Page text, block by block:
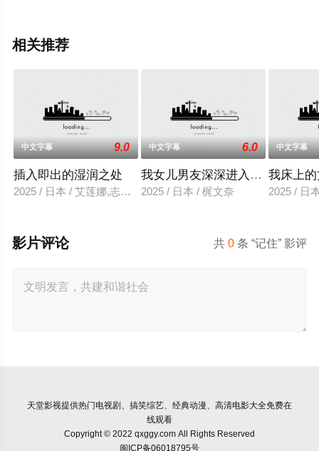
相关推荐
中文字幕 9.0
插入即出的湿润之处
2025 / 日本 / 艾莲娜,志美健
中文字幕 6.0
我女儿男友深深进入我的身体
2025 / 日本 / 梶文奈
中文字幕
我床上
2025 / 日
共0 条 “记住” 影评
影片评论
天堂影视提供热门电视剧、搞笑综艺、经典动漫、高清电影大全免费在
线观看
Copyright © 2022 qxggy.com All Rights Reserved
闽ICP备06018795号